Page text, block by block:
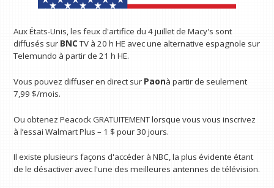
Aux États-Unis, les feux d'artifice du 4 juillet de Macy's sont
diffusés sur BNCTV à 20 h HE avec une alternative espagnole sur
Telemundo à partir de 21 h HE.
Vous pouvez diffuser en direct sur Paonà partir de seulement
7,99 $/mois.
Ou obtenez Peacock GRATUITEMENT lorsque vous vous inscrivez
à l’essai Walmart Plus – 1 $ pour 30 jours.
Il existe plusieurs façons d'accéder à NBC, la plus évidente étant
de le désactiver avec l'une des meilleures antennes de télévision.